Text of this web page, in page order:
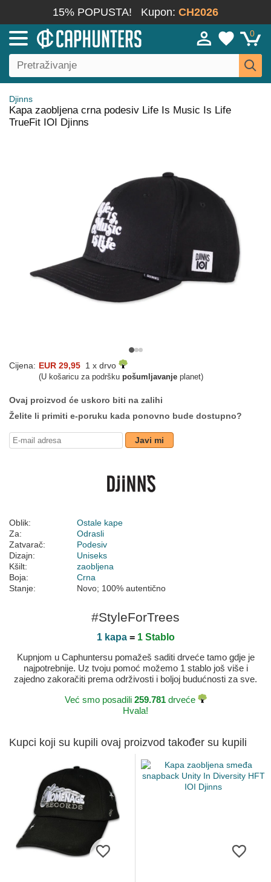
15% POPUSTA! Kupon: CH2026
0
Djinns
Kapa zaobljena crna podesiv Life Is Music Is Life
TrueFit IOI Djinns
Cijena: EUR 29,95 1 x drvo
(U košaricu za podršku pošumljavanje planet)
Ovaj proizvod će uskoro biti na zalihi
Želite li primiti e-poruku kada ponovno bude dostupno?
Javi mi
Oblik:
Ostale kape
Za:
Odrasli
Zatvarač:
Podesiv
Dizajn:
Uniseks
Kšilt:
zaobljena
Boja:
Crna
Stanje:
Novo; 100% autentično
#StyleForTrees
1 kapa= 1 Stablo
Kupnjom u Caphuntersu pomažeš saditi drveće tamo gdje je
najpotrebnije. Uz tvoju pomoć možemo 1 stablo još više i
zajedno zakoračiti prema održivosti i boljoj budućnosti za sve.
Već smo posadili 259.781drveće
Hvala!
Kupci koji su kupili ovaj proizvod također su kupili